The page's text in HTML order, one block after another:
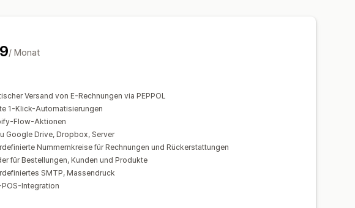
Erklärungen
/ Monat
Versand von E-Rechnungen via PEPPOL
1-Klick-Automatisierungen
Flow-Aktionen
Google Drive, Dropbox, Server
Nummernkreise für Rechnungen und Rückerstattungen
für Bestellungen, Kunden und Produkte
SMTP, Massendruck
Integration